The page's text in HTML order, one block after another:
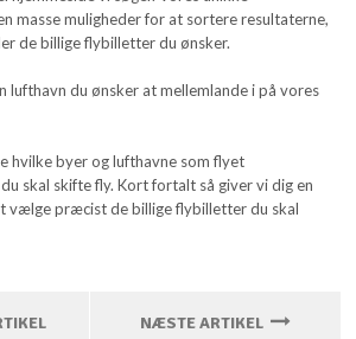
masse muligheder for at sortere resultaterne,
de billige flybilletter du ønsker.
lufthavn du ønsker at mellemlande i på vores
hvilke byer og lufthavne som flyet
skal skifte fly. Kort fortalt så giver vi dig en
vælge præcist de billige flybilletter du skal
NÆSTE ARTIKEL